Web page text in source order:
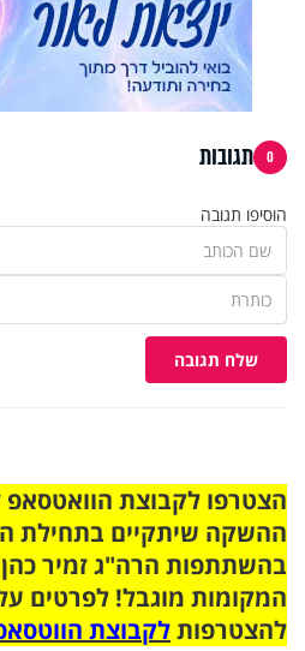
0 תגובות
הוסיפו תגובה
שלח תגובה
ההשקה שיתקיים בתחילת
בהשתתפות הרה"ג זמיר
המקומות מוגבל! לפרטים
להצטרפותלקבוצת